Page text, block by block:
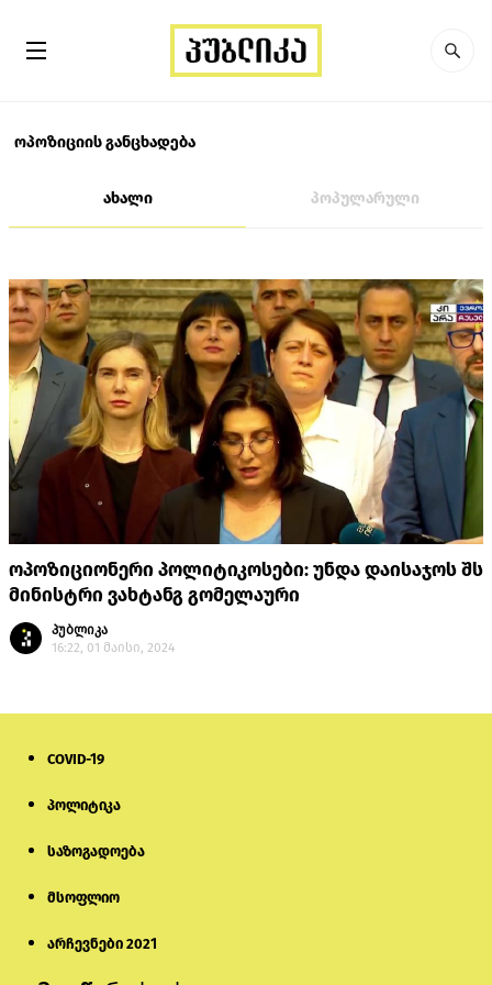
ოპოზიციის განცხადება
ახალი პოპულარული
ოპოზიციონერი პოლიტიკოსები: უნდა დაისაჯოს შს
მინისტრი ვახტანგ გომელაური
პუბლიკა
16:22, 01 მაისი, 2024
COVID-19
პოლიტიკა
საზოგადოება
მსოფლიო
არჩევნები 2021